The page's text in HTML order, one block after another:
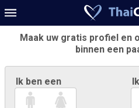
Maak uw gratis profiel en
binnen een
Ik ben een